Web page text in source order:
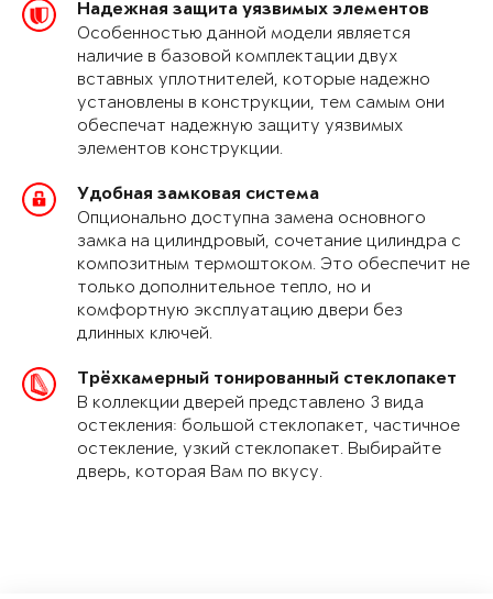
Надежная защита уязвимых элементов
Особенностью данной модели является
наличие в базовой комплектации двух
вставных уплотнителей, которые надежно
установлены в конструкции, тем самым они
обеспечат надежную защиту уязвимых
элементов конструкции.
Удобная замковая система
Опционально доступна замена основного
замка на цилиндровый, сочетание цилиндра с
композитным термоштоком. Это обеспечит не
только дополнительное тепло, но и
комфортную эксплуатацию двери без
длинных ключей.
Трёхкамерный тонированный стеклопакет
В коллекции дверей представлено 3 вида
остекления: большой стеклопакет, частичное
остекление, узкий стеклопакет. Выбирайте
дверь, которая Вам по вкусу.